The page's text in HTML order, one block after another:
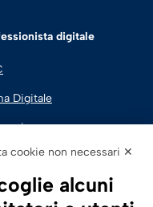
digitale
Digitale
Digitale
cookie non necessari ✕
alcuni